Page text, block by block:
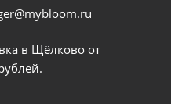
в Щёлково от